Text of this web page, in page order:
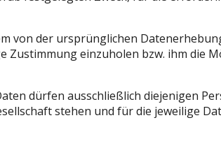
von der ursprünglichen
einzuholen bzw. ihm die
dürfen ausschließlich diejenigen
stehen und für die jeweilige